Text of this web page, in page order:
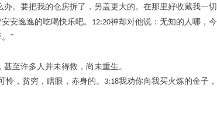
办。要把我的仓房拆了，另盖更大的。在那里好收藏我一切
安逸逸的吃喝快乐吧。 12:20神却对他说：无知的人哪，今
”
至许多人并未得救，尚未重生。
，贫穷，瞎眼，赤身的。 3:18我劝你向我买火炼的金子，